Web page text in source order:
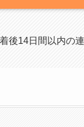
後14日間以内の